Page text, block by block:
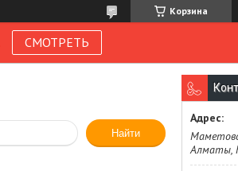
Корзина
СМОТРЕТЬ
Найти
Алматы,